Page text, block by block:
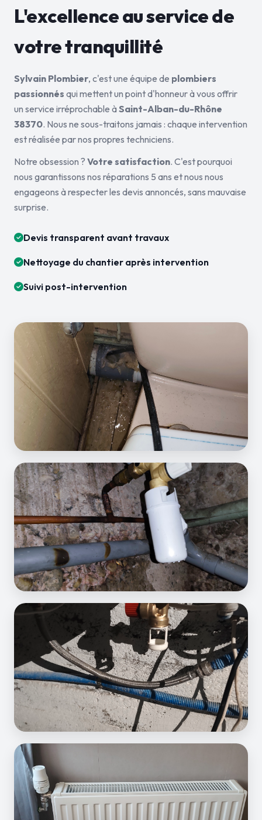
L'excellence au service de
votre tranquillité
Sylvain Plombier, c'est une équipe de plombiers
passionnés qui mettent un point d'honneur à vous offrir
un service irréprochable àSaint-Alban-du-Rhône
38370. Nous ne sous-traitons jamais : chaque intervention
est réalisée par nos propres techniciens.
Notre obsession ? Votre satisfaction. C'est pourquoi
nous garantissons nos réparations 5 ans et nous nous
engageons à respecter les devis annoncés, sans mauvaise
surprise.
Devis transparent avant travaux
Nettoyage du chantier après intervention
Suivi post-intervention